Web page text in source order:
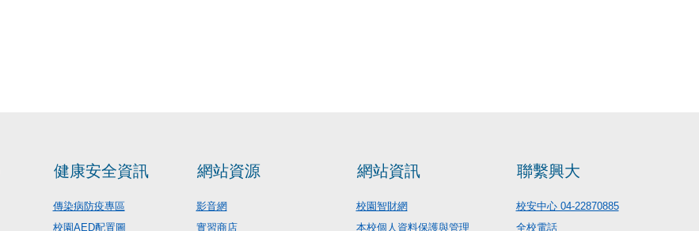
健康安全資訊
傳染病防疫專區
校園AED配置圖
網站資源
影音網
實習商店
網站資訊
校園智財網
本校個人資料保護與管理
聯繫興大
校安中心 04-22870885
全校電話